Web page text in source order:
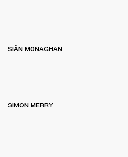
SIÂN MONAGHAN
SIMON MERRY